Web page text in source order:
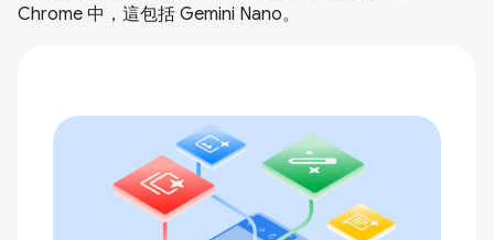
Chrome 中，這包括 Gemini Nano。